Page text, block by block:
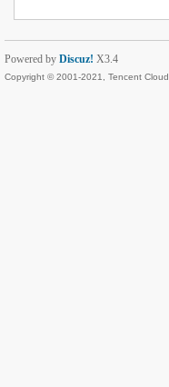
Powered by Discuz! X3.4
Copyright © 2001-2021, Tencent Cloud.